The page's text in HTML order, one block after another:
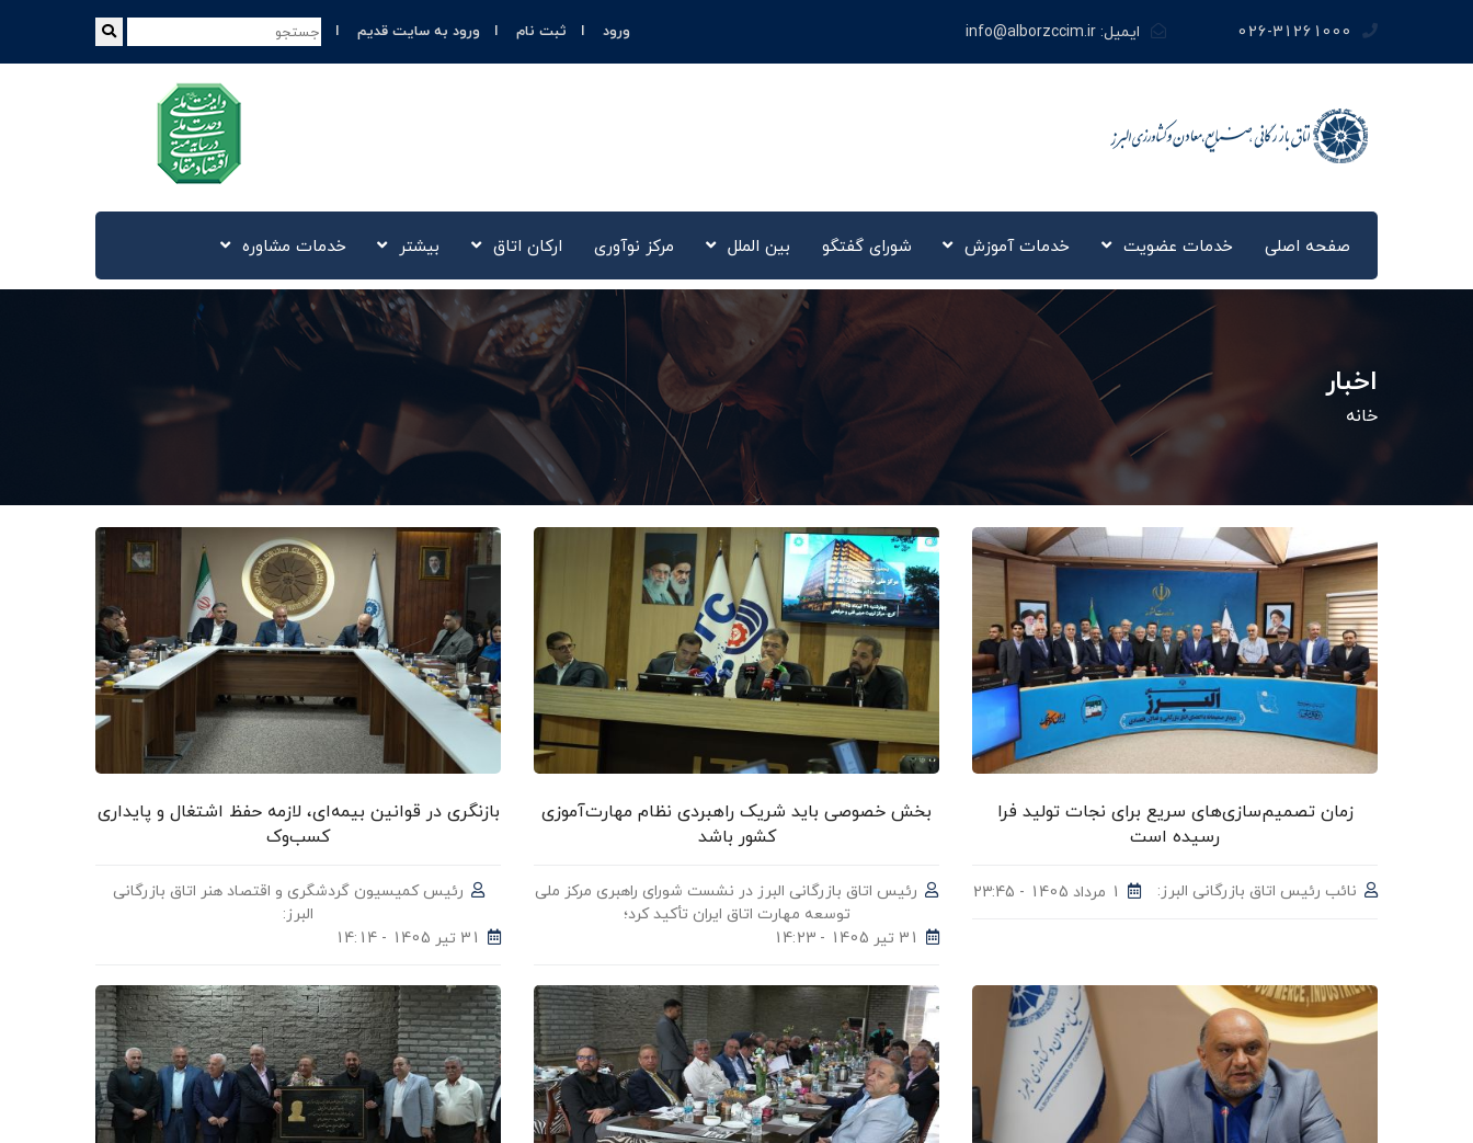
026-31261000 ایمیل:info@alborzccim.ir ورود ثبت نام ورود به سایت قدیم
صفحه اصلی خدمات عضویت خدمات آموزش شورای گفتگو بین الملل مرکز نوآوری‌ ارکان اتاق بیشتر خدمات مشاوره
اخبار
خانه
زمان تصمیم‌سازی‌های سریع برای نجات تولید فرا
رسیده است
نائب رئیس اتاق بازرگانی البرز: 1 مرداد 1405 - 23:45
بخش خصوصی باید شریک راهبردی نظام مهارت‌آموزی
کشور باشد
رئیس اتاق بازرگانی البرز در نشست شورای راهبری مرکز ملی
توسعه مهارت اتاق ایران تأکید کرد؛
31 تیر 1405 - 14:23
بازنگری در قوانین بیمه‌ای، لازمه حفظ اشتغال و پایداری
کسب‌وک
رئیس کمیسیون گردشگری و اقتصاد هنر اتاق بازرگانی
البرز:
31 تیر 1405 - 14:14